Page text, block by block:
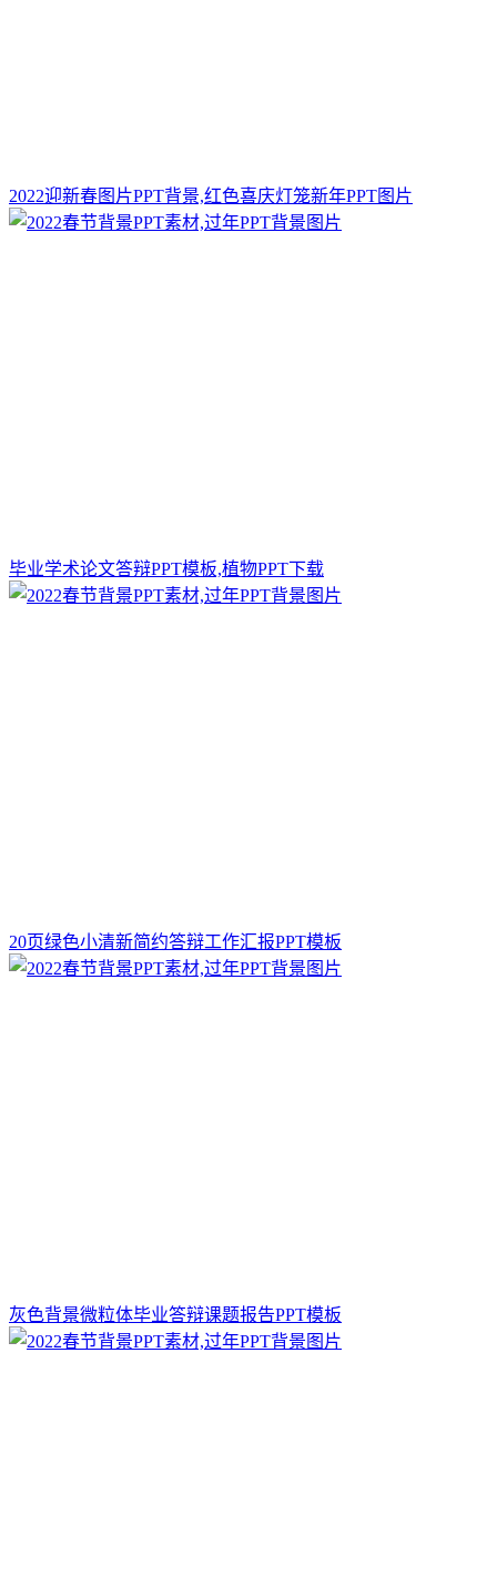
2022迎新春图片PPT背景,红色喜庆灯笼新年PPT图片
毕业学术论文答辩PPT模板,植物PPT下载
20页绿色小清新简约答辩工作汇报PPT模板
灰色背景微粒体毕业答辩课题报告PPT模板